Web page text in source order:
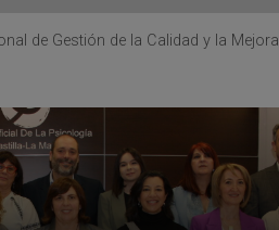
de Gestión de la Calidad y la Mejora